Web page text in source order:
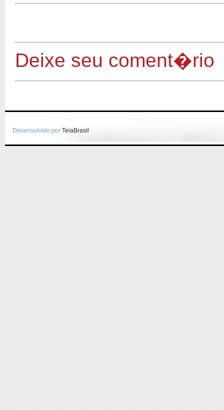
Deixe seu coment�rio
Desenvolvido por TeiaBrasil